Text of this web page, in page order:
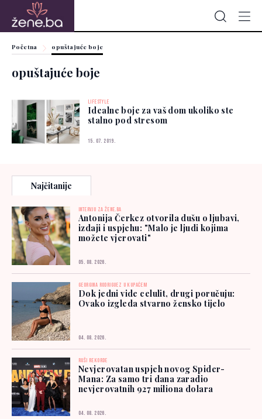
Početna opuštajuće boje
opuštajuće boje
LIFESTYLE
Idealne boje za vaš dom ukoliko ste
stalno pod stresom
15. 07. 2019.
Najčitanije
INTERVJU ZA ŽENE.BA
Antonija Čerkez otvorila dušu o ljubavi,
izdaji i uspjehu: "Malo je ljudi kojima
možete vjerovati"
05. 08. 2026.
GEORGINA RODRIGUEZ U KUPAĆEM
Dok jedni vide celulit, drugi poručuju:
Ovako izgleda stvarno žensko tijelo
04. 08. 2026.
RUŠI REKORDE
Nevjerovatan uspjeh novog Spider-
Mana: Za samo tri dana zaradio
nevjerovatnih 927 miliona dolara
04. 08. 2026.